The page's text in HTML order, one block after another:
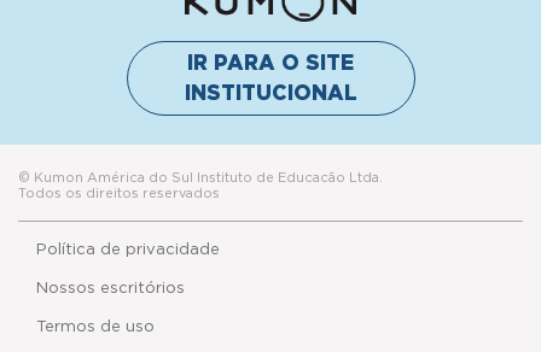
IR PARA O SITE
INSTITUCIONAL
© Kumon América do Sul Instituto de Educacão Ltda.
Todos os direitos reservados
Política de privacidade
Termos de uso
Nossos escritórios